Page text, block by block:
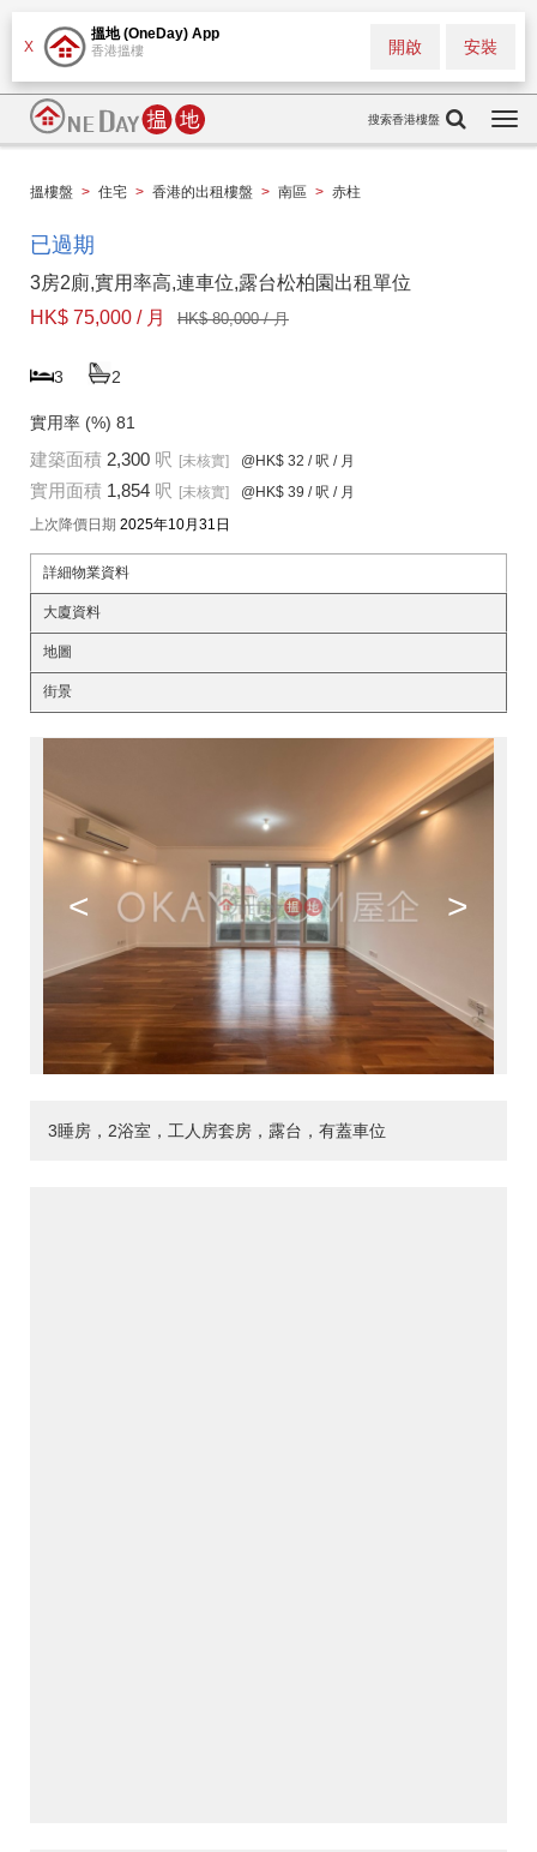
X
搵地 (OneDay) App
香港搵樓 安裝
開啟
搜索香港樓盤
搵樓盤 > 住宅 > 香港的出租樓盤 > 南區 > 赤柱
已過期
3房2廁,實用率高,連車位,露台松柏園出租單位
HK$ 75,000 / 月
HK$ 80,000 / 月
3 2
實用率 (%) 81
建築面積 2,300 呎 [未核實] @HK$ 32 / 呎 / 月
實用面積 1,854 呎 [未核實] @HK$ 39 / 呎 / 月
上次降價日期 2025年10月31日
詳細物業資料
大廈資料
地圖
街景
< >
3睡房，2浴室，工人房套房，露台，有蓋車位